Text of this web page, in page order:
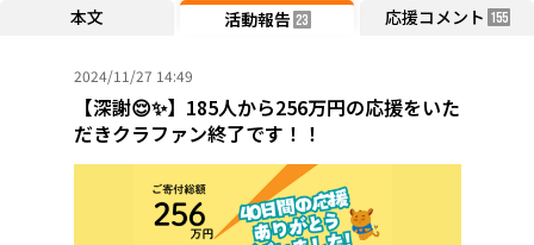
本文 活動報告 23 応援コメント 155
2024/11/27 14:49
【深謝😌✨】185人から256万円の応援をいた
だきクラファン終了です！！